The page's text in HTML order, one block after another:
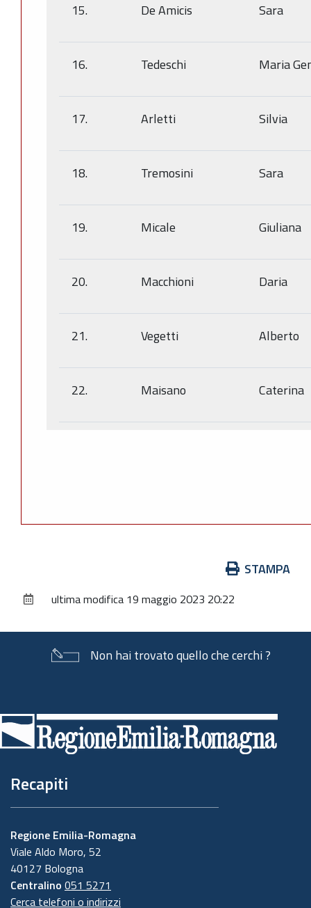
15. De Amicis Sara
16. Tedeschi Maria
17. Arletti Silvia
18. Tremosini Sara
19. Micale Giuliana
20. Macchioni Daria
21. Vegetti Alberto
22. Maisano Caterina
documento
STAMPA
ultima modifica 19 maggio 2023 20:22
Non hai trovato quello che cerchi ?
di
pagina
Recapiti
Regione Emilia-Romagna
Viale Aldo Moro, 52
40127 Bologna
Centralino 051 5271
Cerca telefoni o indirizzi